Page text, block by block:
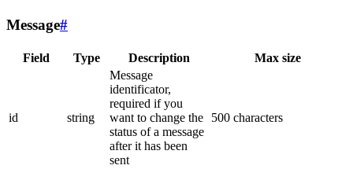
Message#
Field Type Description Max size
id string
Message
identificator,
required if you
want to change the
status of a message
after it has been
sent
500 characters